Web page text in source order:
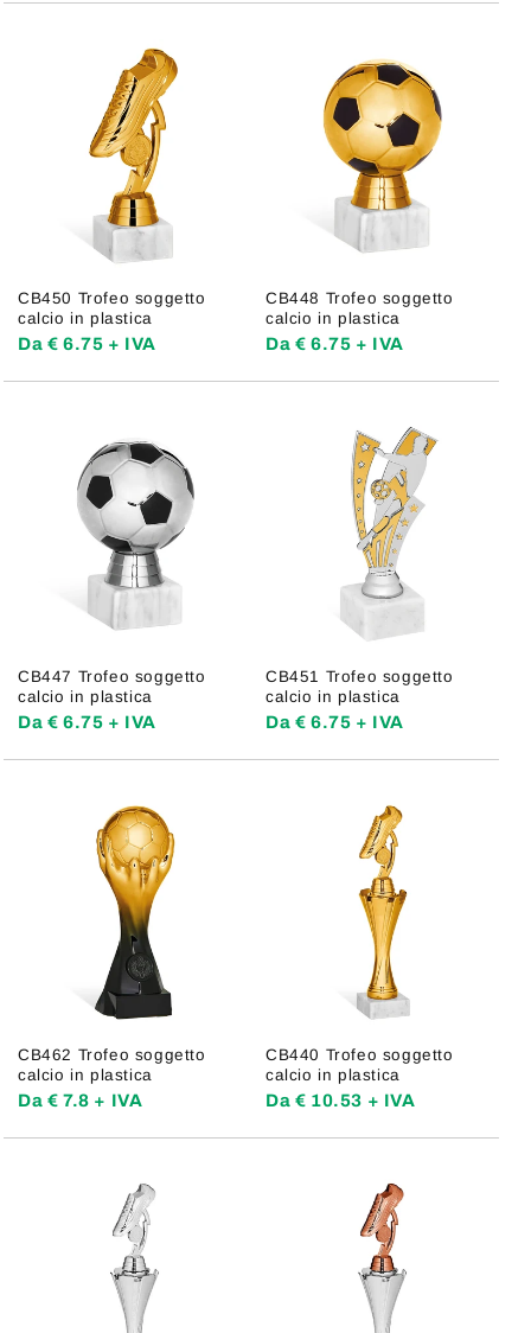
CB450 Trofeo soggetto
calcio in plastica
Da € 6.75 + IVA
CB448 Trofeo soggetto
calcio in plastica
Da € 6.75 + IVA
CB447 Trofeo soggetto
calcio in plastica
Da € 6.75 + IVA
CB451 Trofeo soggetto
calcio in plastica
Da € 6.75 + IVA
CB462 Trofeo soggetto
calcio in plastica
Da € 7.8 + IVA
CB440 Trofeo soggetto
calcio in plastica
Da € 10.53 + IVA